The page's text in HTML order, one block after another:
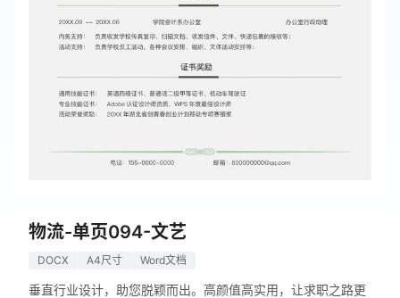
物流-单页094-文艺
DOCX A4尺寸 Word文档
垂直行业设计，助您脱颖而出。高颜值高实用，让求职之路更